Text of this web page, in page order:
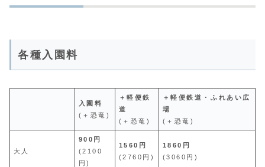
各種入園料
入園料
(＋恐竜)
＋軽便鉄
道
(＋恐竜)
＋軽便鉄道・ふれあい広
場
(＋恐竜)
大人
900円
(2100
円)
1560円
(2760円)
1860円
(3060円)